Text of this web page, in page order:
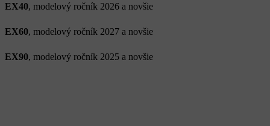
EX40, modelový ročník 2026 a novšie
EX60, modelový ročník 2027 a novšie
EX90, modelový ročník 2025 a novšie